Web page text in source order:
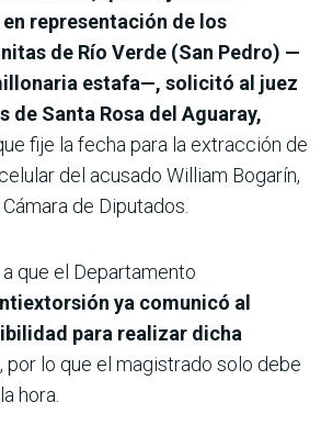
representación de los
de Río Verde (San Pedro) —
estafa—, solicitó al juez
de Santa Rosa del Aguaray,
fije la fecha para la extracción de
del acusado William Bogarín,
de Diputados.
que el Departamento
ya comunicó al
para realizar dicha
, por lo que el magistrado solo debe
hora.